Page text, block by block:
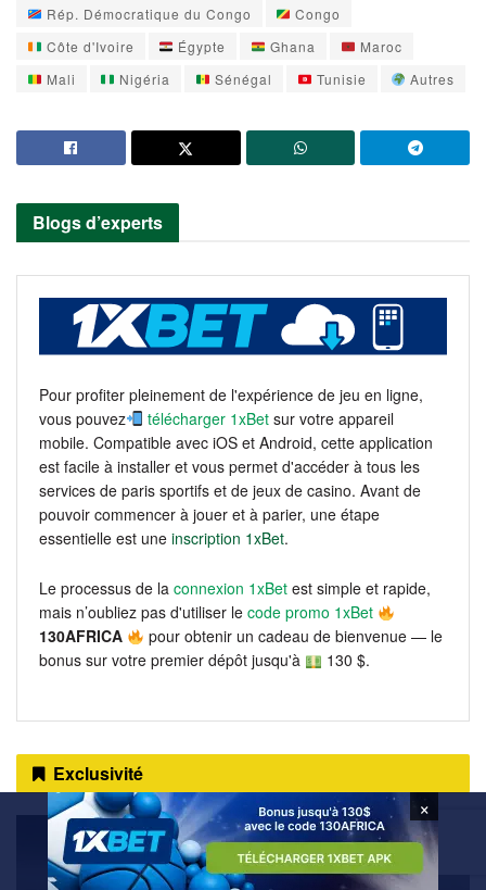
Rép. Démocratique du Congo
Congo
Côte d'Ivoire
Égypte Ghana
Maroc
Mali
Nigéria Sénégal Tunisie Autres
Blogs d’experts
Pour profiter pleinement de l'expérience de jeu en ligne,
vous pouvez
télécharger 1xBet sur votre appareil
mobile. Compatible avec iOS et Android, cette application
est facile à installer et vous permet d'accéder à tous les
services de paris sportifs et de jeux de casino. Avant de
pouvoir commencer à jouer et à parier, une étape
essentielle est une inscription 1xBet.
Le processus de la connexion 1xBet est simple et rapide,
mais n’oubliez pas d'utiliser le code promo 1xBet
130AFRICA
pour obtenir un cadeau de bienvenue — le
bonus sur votre premier dépôt jusqu'à
130 $.
Exclusivité
×